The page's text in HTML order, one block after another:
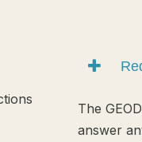
The
answer